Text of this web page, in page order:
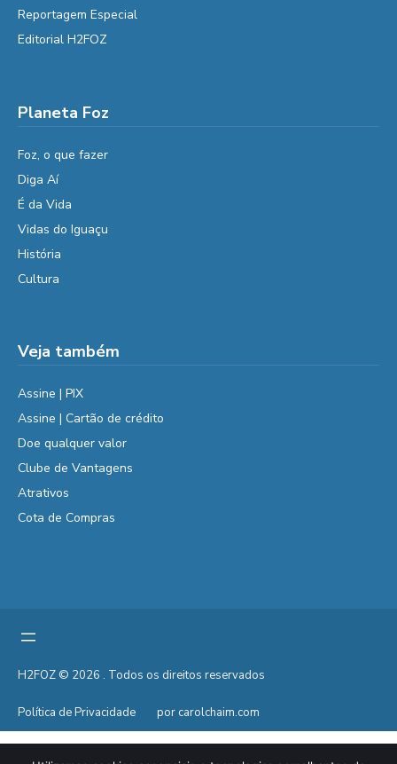
Reportagem Especial
Editorial H2FOZ
Planeta Foz
Foz, o que fazer
Diga Aí
É da Vida
Vidas do Iguaçu
História
Cultura
Veja também
Assine | PIX
Assine | Cartão de crédito
Doe qualquer valor
Clube de Vantagens
Atrativos
Cota de Compras
H2FOZ © 2026 . Todos os direitos reservados
Política de Privacidade por carolchaim.com